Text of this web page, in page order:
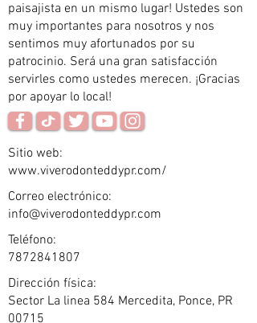
paisajista en un mismo lugar! Ustedes son
muy importantes para nosotros y nos
sentimos muy afortunados por su
patrocinio. Será una gran satisfacción
servirles como ustedes merecen. ¡Gracias
por apoyar lo local!
Sitio web:
www.viverodonteddypr.com/
Correo electrónico:
info@viverodonteddypr.com
Teléfono:
7872841807
Dirección física:
Sector La linea 584 Mercedita, Ponce, PR
00715